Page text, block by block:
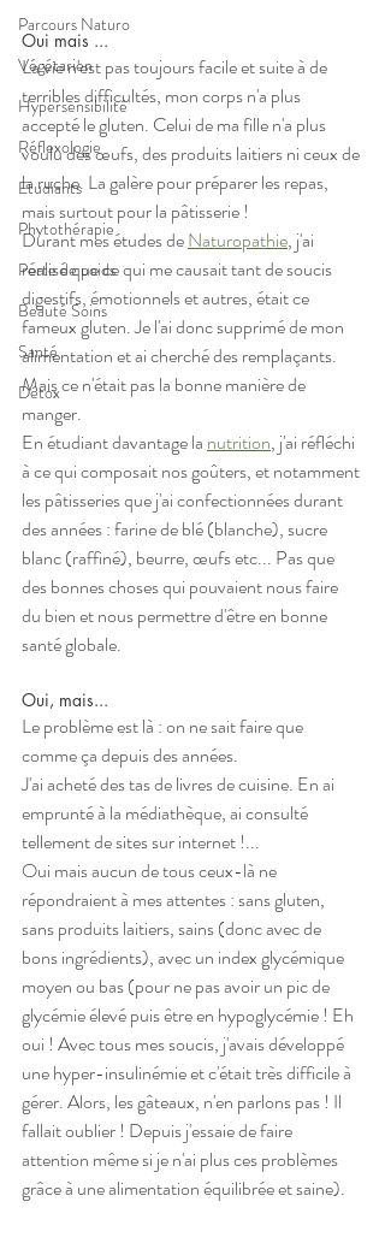
Parcours Naturo
Végétarien
Hypersensibilité
Réflexologie
Etudiants
Phytothérapie
Perte de poids
Beauté Soins
Santé
Détox
Oui mais ...
La vie n'est pas toujours facile et suite à de
terribles difficultés, mon corps n'a plus
accepté le gluten. Celui de ma fille n'a plus
voulu des œufs, des produits laitiers ni ceux de
la ruche. La galère pour préparer les repas,
mais surtout pour la pâtisserie !
Durant mes études de Naturopathie, j'ai
réalisé que ce qui me causait tant de soucis
digestifs, émotionnels et autres, était ce
fameux gluten. Je l'ai donc supprimé de mon
alimentation et ai cherché des remplaçants.
Mais ce n'était pas la bonne manière de
manger.
En étudiant davantage la nutrition, j'ai réfléchi
à ce qui composait nos goûters, et notamment
les pâtisseries que j'ai confectionnées durant
des années : farine de blé (blanche), sucre
blanc (raffiné), beurre, œufs etc... Pas que
des bonnes choses qui pouvaient nous faire
du bien et nous permettre d'être en bonne
santé globale.
Oui, mais...
Le problème est là : on ne sait faire que
comme ça depuis des années.
J'ai acheté des tas de livres de cuisine. En ai
emprunté à la médiathèque, ai consulté
tellement de sites sur internet !...
Oui mais aucun de tous ceux-là ne
répondraient à mes attentes : sans gluten,
sans produits laitiers, sains (donc avec de
bons ingrédients), avec un index glycémique
moyen ou bas (pour ne pas avoir un pic de
glycémie élevé puis être en hypoglycémie ! Eh
oui ! Avec tous mes soucis, j'avais développé
une hyper-insulinémie et c'était très difficile à
gérer. Alors, les gâteaux, n'en parlons pas ! Il
fallait oublier ! Depuis j'essaie de faire
attention même si je n'ai plus ces problèmes
grâce à une alimentation équilibrée et saine).